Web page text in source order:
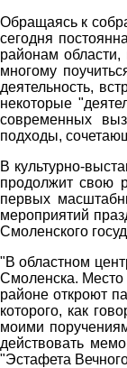
Обращаясь к
сегодня
районам
многому
деятельность,
некоторые
современных
подходы,
В культурно-
продолжит свою
первых
мероприятий
Смоленского
"В областном
Смоленска. Место
районе откроют
которого, как
моими
действовать
"Эстафета